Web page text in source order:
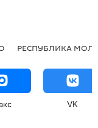
РЕСПУБЛИКА
VK